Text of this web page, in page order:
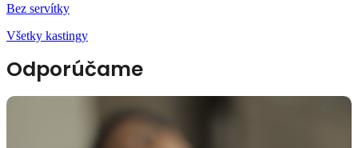
Bez servítky
Všetky kastingy
Odporúčame